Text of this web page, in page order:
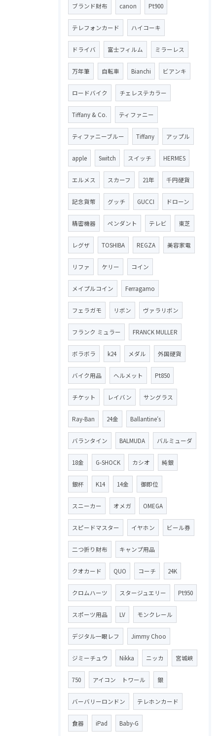
ブランド財布 canon Pt900
テレフォンカード ハイコーキ
ドライバ 富士フィルム ミラーレス
万年筆 自転車 Bianchi ビアンキ
ロードバイク チェレステカラー
Tiffany & Co. ティファニー
ティファニーブルー Tiffany アップル
apple Switch スイッチ HERMES
エルメス スカーフ 21年 千円硬貨
記念貨幣 グッチ GUCCI ドローン
精密機器 ペンダント テレビ 東芝
レグザ TOSHIBA REGZA 美容家電
リファ ケリー コイン
メイプルコイン Ferragamo
フェラガモ リボン ヴァラリボン
フランク ミュラー FRANCK MULLER
ボラボラ k24 メダル 外国硬貨
バイク用品 ヘルメット Pt850
チケット レイバン サングラス
Ray-Ban 24金 Ballantine′s
バランタイン BALMUDA バルミューダ
18金 G-SHOCK カシオ 純銀
銀杯 K14 14金 御即位
スニーカー オメガ OMEGA
スピードマスター イヤホン ビール券
二つ折り財布 キャンプ用品
クオカード QUO コーチ 24K
クロムハーツ スタージュエリー Pt950
スポーツ用品 LV モンクレール
デジタル一眼レフ Jimmy Choo
ジミーチュウ Nikka ニッカ 宮城峡
750 アイコン トワール 銀
バーバリーロンドン テレホンカード
食器 iPad Baby-G